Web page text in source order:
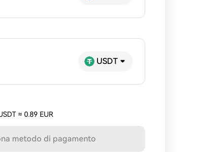
USDT
≈ 0.89 EUR
metodo di pagamento